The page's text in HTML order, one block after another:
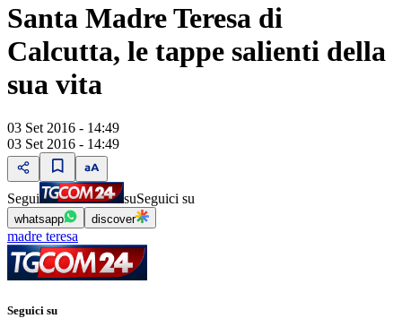
Santa Madre Teresa di
Calcutta, le tappe salienti della
sua vita
03 Set 2016 - 14:49
03 Set 2016 - 14:49
Segui suSeguici su
whatsapp discover
madre teresa
Seguici su